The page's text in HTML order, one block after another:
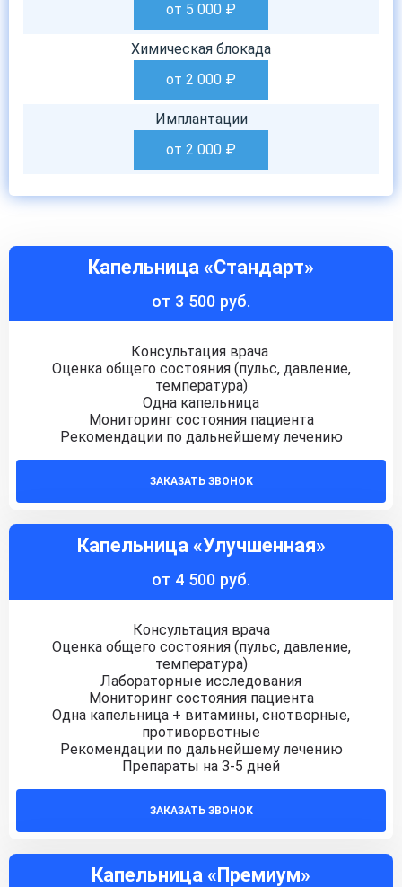
от 5 000 ₽
Химическая блокада
от 2 000 ₽
Имплантации
от 2 000 ₽
Капельница «Стандарт»
от 3 500 руб.
Консультация врача
Оценка общего состояния (пульс, давление,
температура)
Одна капельница
Мониторинг состояния пациента
Рекомендации по дальнейшему лечению
ЗАКАЗАТЬ ЗВОНОК
Капельница «Улучшенная»
от 4 500 руб.
Консультация врача
Оценка общего состояния (пульс, давление,
температура)
Лабораторные исследования
Мониторинг состояния пациента
Одна капельница + витамины, снотворные,
противорвотные
Рекомендации по дальнейшему лечению
Препараты на 3-5 дней
ЗАКАЗАТЬ ЗВОНОК
Капельница «Премиум»